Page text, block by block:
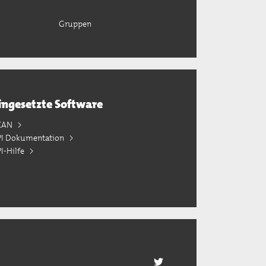
Gruppen
Software
Dokumentation
Hilfe